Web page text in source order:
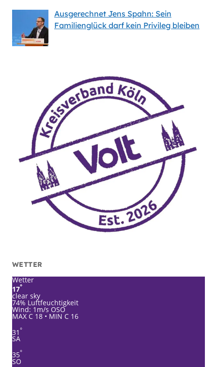
Ausgerechnet Jens Spahn: Sein
Familienglück darf kein Privileg bleiben
WETTER
Wetter
17°
clear sky
74% Luftfeuchtigkeit
Wind: 1m/s OSO
MAX C 18 • MIN C 16
31 °
SA
35°
SO